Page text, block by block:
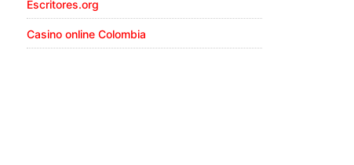
Escritores.org
Casino online Colombia